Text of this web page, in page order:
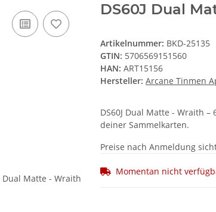
DS60J Dual
Artikelnummer: BKD-25135
GTIN: 5706569151560
HAN: ART15156
Hersteller: Arcane Tinmen
DS60J Dual Matte - Wraith
deiner Sammelkarten.
Preise nach Anmeldung
Momentan nicht